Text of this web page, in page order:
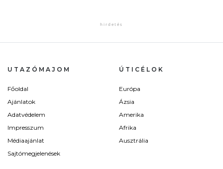
UTAZÓMAJOM
Főoldal
Ajánlatok
Adatvédelem
Impresszum
Médiaajánlat
Sajtómegjelenések
ÚTICÉLOK
Európa
Ázsia
Amerika
Afrika
Ausztrália